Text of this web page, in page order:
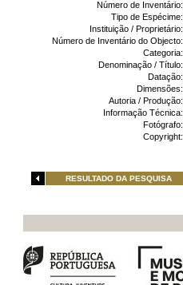
Número de Inventário:
Tipo de Espécime:
Instituição / Proprietário:
Número de Inventário do Objecto:
Categoria:
Denominação / Título:
Datação:
Dimensões:
Autoria / Produção:
Informação Técnica:
Fotógrafo:
Copyright:
RESULTADO DA PESQUISA